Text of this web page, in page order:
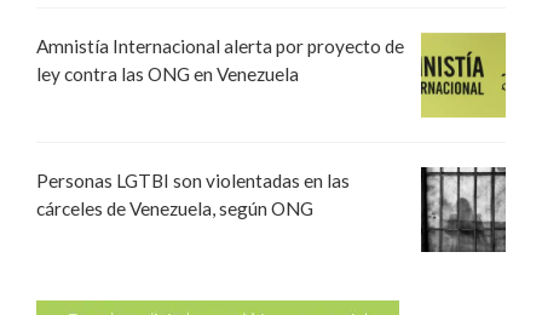
Amnistía Internacional alerta por proyecto de
ley contra las ONG en Venezuela
Personas LGTBI son violentadas en las
cárceles de Venezuela, según ONG